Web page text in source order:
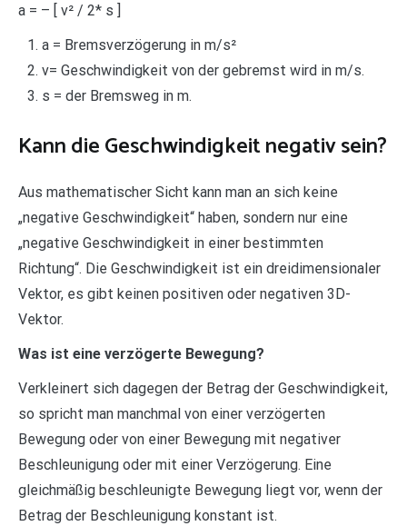
a = – [ v² / 2* s ]
a = Bremsverzögerung in m/s²
v= Geschwindigkeit von der gebremst wird in m/s.
s = der Bremsweg in m.
Kann die Geschwindigkeit negativ sein?
Aus mathematischer Sicht kann man an sich keine
„negative Geschwindigkeit“ haben, sondern nur eine
„negative Geschwindigkeit in einer bestimmten
Richtung“. Die Geschwindigkeit ist ein dreidimensionaler
Vektor, es gibt keinen positiven oder negativen 3D-
Vektor.
Was ist eine verzögerte Bewegung?
Verkleinert sich dagegen der Betrag der Geschwindigkeit,
so spricht man manchmal von einer verzögerten
Bewegung oder von einer Bewegung mit negativer
Beschleunigung oder mit einer Verzögerung. Eine
gleichmäßig beschleunigte Bewegung liegt vor, wenn der
Betrag der Beschleunigung konstant ist.